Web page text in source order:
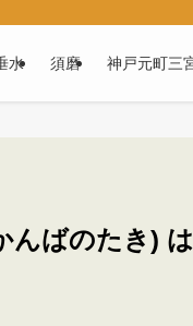
水 須磨 神戸元町三
んばのたき)